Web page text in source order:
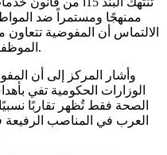
ممنهجًا ومستمراً ضد
الالتماس أن المفوضية
الموظفين اليهود فقط إلى المناصب القيادية.
وأشار المركز إلى أن
الوزارات الحكومية تفي
الصحة فقط تُظهر تقاربًا